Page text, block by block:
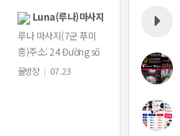
Luna(루나)마사지
루나 마사지(7군 푸미
흥)주소: 24 Đường số
2, Tân Phong, Quận 7,
꿀방장 | 07.23